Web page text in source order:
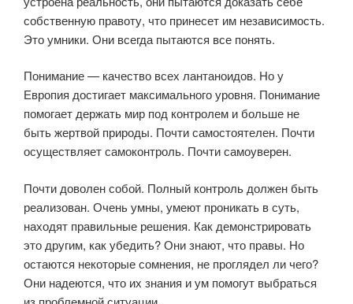
собственную правоту, что принесет им независимость.
Это умники. Они всегда пытаются все понять.
Понимание — качество всех лантаноидов. Но у
Европия достигает максимального уровня. Понимание
помогает держать мир под контролем и больше не
быть жертвой природы. Почти самостоятелен. Почти
осуществляет самоконтроль. Почти самоуверен.
Почти доволен собой. Полный контроль должен быть
реализован. Очень умны, умеют проникать в суть,
находят правильные решения. Как демонстрировать
это другим, как убедить? Они знают, что правы. Но
остаются некоторые сомнения, не проглядел ли чего?
Они надеются, что их знания и ум помогут выбраться